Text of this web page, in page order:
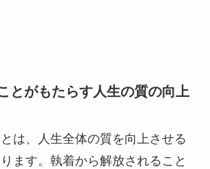
とがもたらす人生の質の向上
は、人生全体の質を向上させる
ます。執着から解放されること